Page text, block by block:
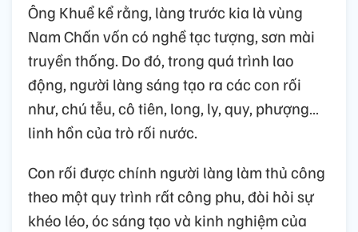
Ông Khuể kể rằng, làng trước kia là vùng
Nam Chấn vốn có nghề tạc tượng, sơn mài
truyền thống. Do đó, trong quá trình lao
động, người làng sáng tạo ra các con rối
như, chú tễu, cô tiên, long, ly, quy, phượng…
linh hồn của trò rối nước.
Con rối được chính người làng làm thủ công
theo một quy trình rất công phu, đòi hỏi sự
khéo léo, óc sáng tạo và kinh nghiệm của